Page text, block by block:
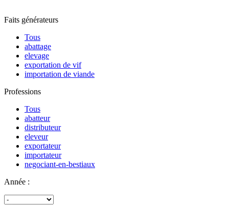
Faits générateurs
Tous
abattage
elevage
exportation de vif
importation de viande
Professions
Tous
abatteur
distributeur
eleveur
exportateur
importateur
negociant-en-bestiaux
Année :